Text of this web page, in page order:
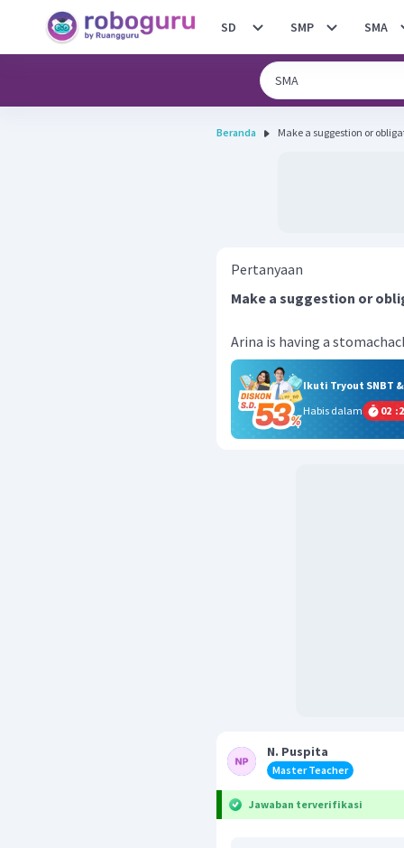
SD SMP SMA
Beranda Make a suggestion or
Pertanyaan
Make a suggestion or
Arina is having a
Ikuti Tryout SNBT
Habis dalam
02 :
N. Puspita
Master Teacher
Jawaban terverifikasi